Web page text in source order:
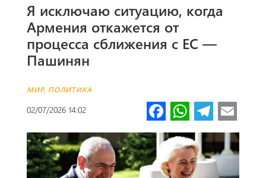
Я исключаю ситуацию, когда
Армения откажется от
процесса сближения с ЕС —
Пашинян
МИР, ПОЛИТИКА
02/07/2026 14:02 Fa
ce
b
o
W
h
at
s
Te
le
gr
a
m
ail